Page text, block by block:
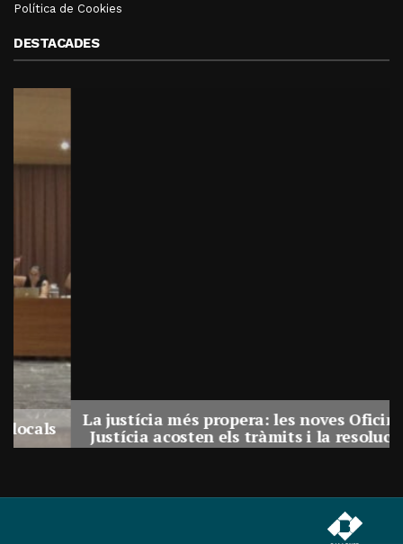
Política de Cookies
DESTACADES
La justícia més propera: les noves Oficines de
Justícia acosten els tràmits i la resolució de
conflictes als municipis de Catalunya